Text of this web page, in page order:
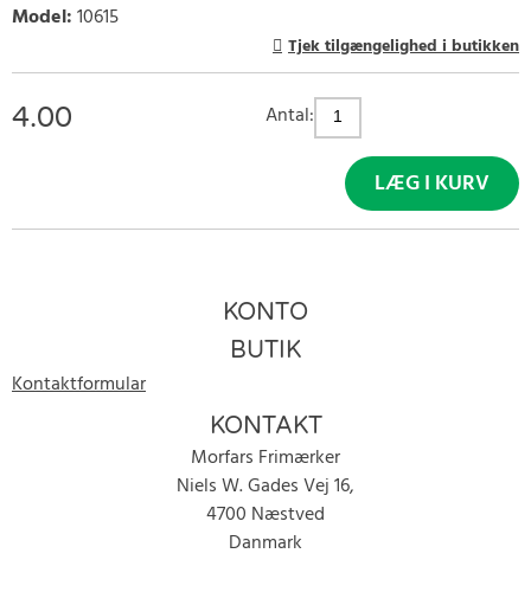
Model:10615
Tjek tilgængelighed i butikken
4.00 Antal:
LÆG I KURV
KONTO
BUTIK
Kontaktformular
KONTAKT
Morfars Frimærker
Niels W. Gades Vej 16,
4700 Næstved
Danmark